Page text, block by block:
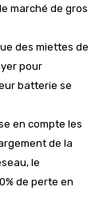
marché de gros
des miettes de
pour
batterie se
en compte les
de la
le
de perte en